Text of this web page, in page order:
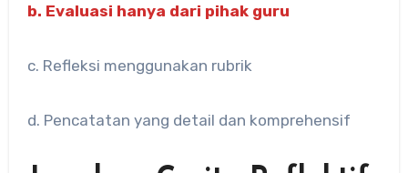
b. Evaluasi hanya dari pihak guru
c. Refleksi menggunakan rubrik
d. Pencatatan yang detail dan komprehensif